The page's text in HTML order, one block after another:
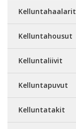
Kelluntahaalarit
Kelluntahousut
Kelluntaliivit
Kelluntapuvut
Kelluntatakit